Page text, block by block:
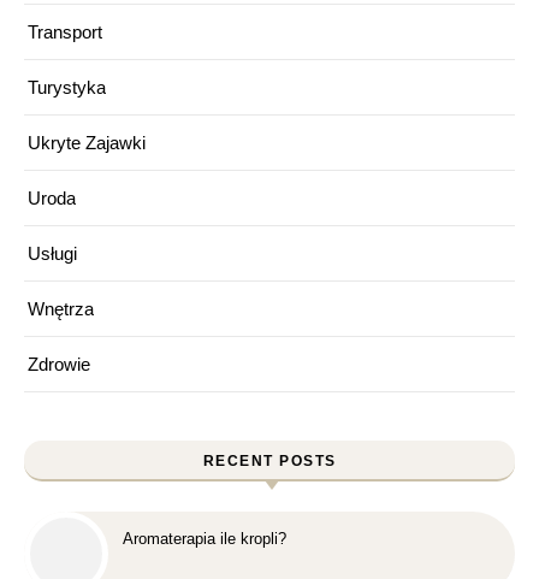
Transport
Turystyka
Ukryte Zajawki
Uroda
Usługi
Wnętrza
Zdrowie
RECENT POSTS
Aromaterapia ile kropli?